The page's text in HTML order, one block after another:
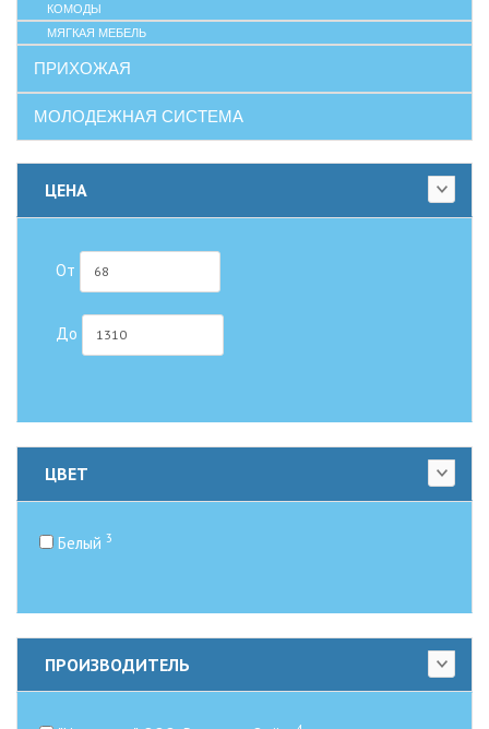
КОМОДЫ
МЯГКАЯ МЕБЕЛЬ
ПРИХОЖАЯ
МОЛОДЕЖНАЯ СИСТЕМА
ЦЕНА
От
До
ЦВЕТ
Белый 3
ПРОИЗВОДИТЕЛЬ